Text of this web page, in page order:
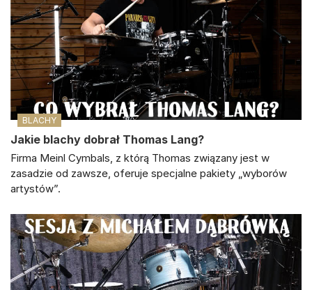
BLACHY
Jakie blachy dobrał Thomas Lang?
Firma Meinl Cymbals, z którą Thomas związany jest w
zasadzie od zawsze, oferuje specjalne pakiety „wyborów
artystów”.